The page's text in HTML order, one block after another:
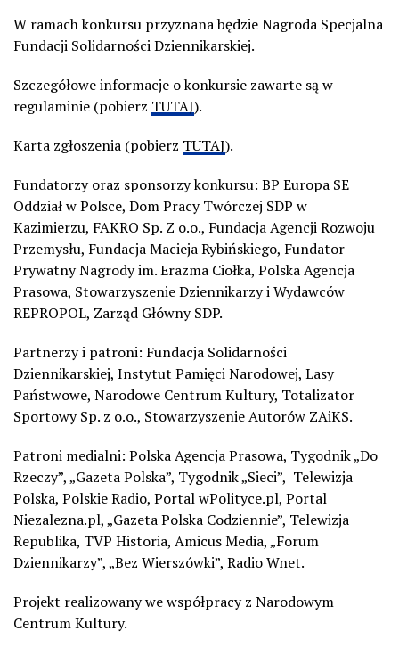
W ramach konkursu przyznana będzie Nagroda Specjalna
Fundacji Solidarności Dziennikarskiej.
Szczegółowe informacje o konkursie zawarte są w
regulaminie (pobierz TUTAJ).
Karta zgłoszenia (pobierz TUTAJ).
Fundatorzy oraz sponsorzy konkursu: BP Europa SE
Oddział w Polsce, Dom Pracy Twórczej SDP w
Kazimierzu, FAKRO Sp. Z o.o., Fundacja Agencji Rozwoju
Przemysłu, Fundacja Macieja Rybińskiego, Fundator
Prywatny Nagrody im. Erazma Ciołka, Polska Agencja
Prasowa, Stowarzyszenie Dziennikarzy i Wydawców
REPROPOL, Zarząd Główny SDP.
Partnerzy i patroni: Fundacja Solidarności
Dziennikarskiej, Instytut Pamięci Narodowej, Lasy
Państwowe, Narodowe Centrum Kultury, Totalizator
Sportowy Sp. z o.o., Stowarzyszenie Autorów ZAiKS.
Patroni medialni: Polska Agencja Prasowa, Tygodnik „Do
Rzeczy”, „Gazeta Polska”, Tygodnik „Sieci”, Telewizja
Polska, Polskie Radio, Portal wPolityce.pl, Portal
Niezalezna.pl, „Gazeta Polska Codziennie”, Telewizja
Republika, TVP Historia, Amicus Media, „Forum
Dziennikarzy”, „Bez Wierszówki”, Radio Wnet.
Projekt realizowany we współpracy z Narodowym
Centrum Kultury.